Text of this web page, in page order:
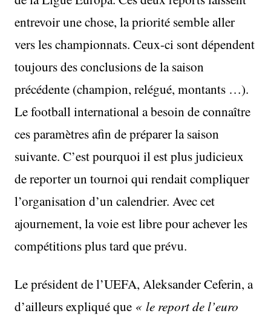
entrevoir une chose, la priorité semble aller
vers les championnats. Ceux-ci sont dépendent
toujours des conclusions de la saison
précédente (champion, relégué, montants …).
Le football international a besoin de connaître
ces paramètres afin de préparer la saison
suivante. C’est pourquoi il est plus judicieux
de reporter un tournoi qui rendait compliquer
l’organisation d’un calendrier. Avec cet
ajournement, la voie est libre pour achever les
compétitions plus tard que prévu.
Le président de l’UEFA, Aleksander Ceferin, a
d’ailleurs expliqué que « le report de l’euro